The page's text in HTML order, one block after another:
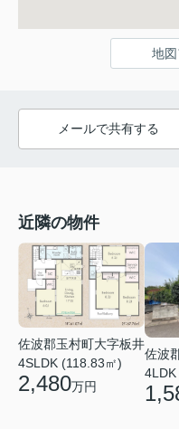
地
メールで共有する
近隣の物件
佐波郡玉村町大字板井
4SLDK (118.83㎡)
2,480万円
佐波